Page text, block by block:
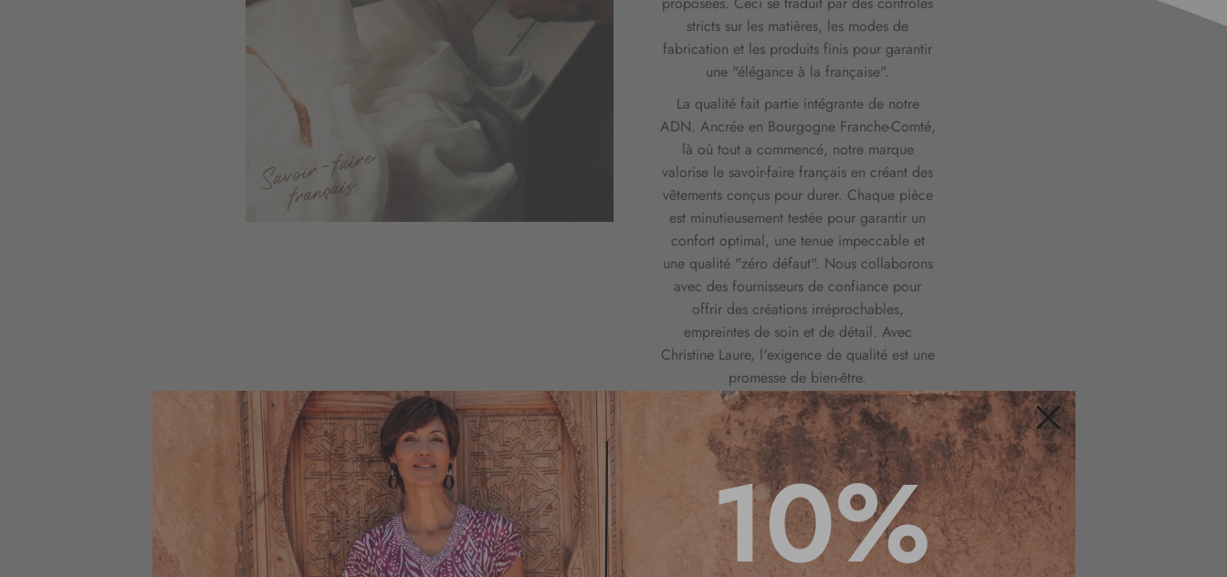
stricts sur les matières, les modes de
fabrication et les produits finis pour garantir
une "élégance à la française".
La qualité fait partie intégrante de notre
ADN. Ancrée en Bourgogne Franche-Comté,
là où tout a commencé, notre marque
valorise le savoir-faire français en créant des
vêtements conçus pour durer. Chaque pièce
est minutieusement testée pour garantir un
confort optimal, une tenue impeccable et
une qualité "zéro défaut". Nous collaborons
avec des fournisseurs de confiance pour
offrir des créations irréprochables,
empreintes de soin et de détail. Avec
Christine Laure, l'exigence de qualité est une
promesse de bien-être.
NOTRE MISSION
LA MODE POUR
Fermer
10%